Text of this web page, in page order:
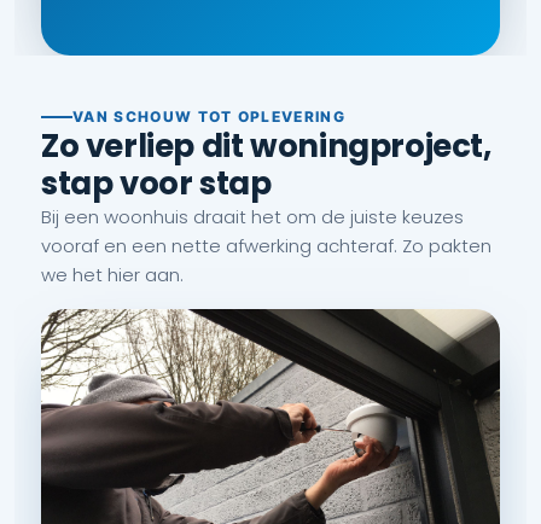
VAN SCHOUW TOT OPLEVERING
Zo verliep dit woningproject,
stap voor stap
Bij een woonhuis draait het om de juiste keuzes
vooraf en een nette afwerking achteraf. Zo pakten
we het hier aan.